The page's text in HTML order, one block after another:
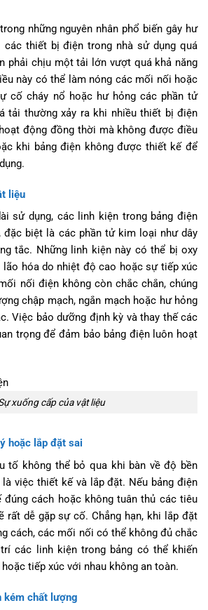
những nguyên nhân phổ biến gây hư
các thiết bị điện trong nhà sử dụng quá
phải chịu một tải lớn vượt quá khả năng
này có thể làm nóng các mối nối hoặc
cố cháy nổ hoặc hư hỏng các phần tử
tải thường xảy ra khi nhiều thiết bị điện
động đồng thời mà không được điều
khi bảng điện không được thiết kế để
liệu
sử dụng, các linh kiện trong bảng điện
đặc biệt là các phần tử kim loại như dây
tắc. Những linh kiện này có thể bị oxy
lão hóa do nhiệt độ cao hoặc sự tiếp xúc
nối điện không còn chắc chắn, chúng
chập mạch, ngắn mạch hoặc hư hỏng
Việc bảo dưỡng định kỳ và thay thế các
trọng để đảm bảo bảng điện luôn hoạt
xuống cấp của vật liệu
hoặc lắp đặt sai
tố không thể bỏ qua khi bàn về độ bền
việc thiết kế và lắp đặt. Nếu bảng điện
cách hoặc không tuân thủ các tiêu
rất dễ gặp sự cố. Chẳng hạn, khi lắp đặt
cách, các mối nối có thể không đủ chắc
các linh kiện trong bảng có thể khiến
tiếp xúc với nhau không an toàn.
kém chất lượng